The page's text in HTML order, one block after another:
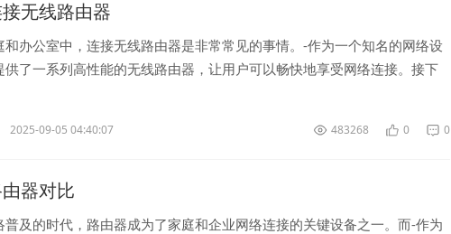
无线路由器
和办公室中，连接无线路由器是非常常见的事情。-作为一个知名的网络设
供了一系列高性能的无线路由器，让用户可以畅快地享受网络连接。接下
2025-09-05 04:40:07 483268 0 0
器对比
普及的时代，路由器成为了家庭和企业网络连接的关键设备之一。而-作为